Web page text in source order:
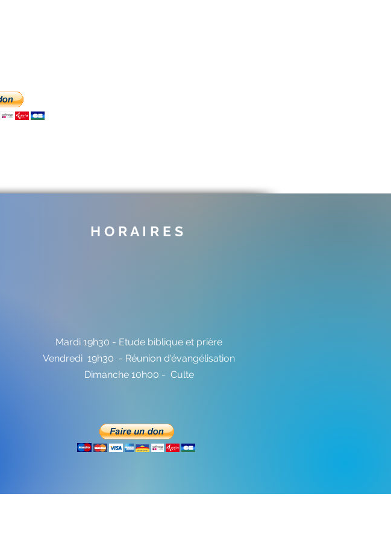
H O R A I R E S
Mardi 19h30 - Etude biblique et prière
Vendredi 19h30 - Réunion d'évangélisation
Dimanche 10h00 - Culte